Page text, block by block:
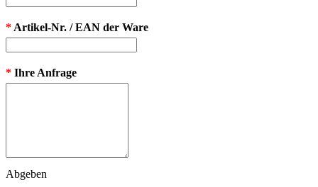
* Artikel-Nr. / EAN der Ware
* Ihre Anfrage
Abgeben